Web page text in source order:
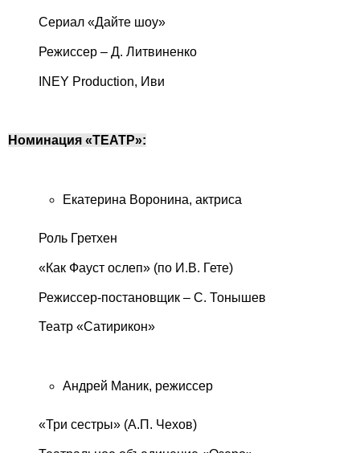
Сериал «Дайте шоу»
Режиссер – Д. Литвиненко
INEY Production, Иви
Номинация «ТЕАТР»:
Екатерина Воронина, актриса
Роль Гретхен
«Как Фауст ослеп» (по И.В. Гете)
Режиссер-постановщик – С. Тонышев
Театр «Сатирикон»
Андрей Маник, режиссер
«Три сестры» (А.П. Чехов)